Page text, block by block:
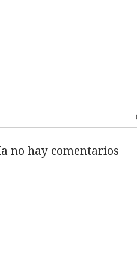
no hay comentarios